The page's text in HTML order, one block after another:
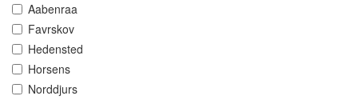
Aabenraa
Favrskov
Hedensted
Horsens
Norddjurs